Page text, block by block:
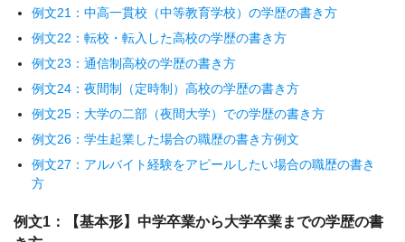
例文21：中高一貫校（中等教育学校）の学歴の書き方
例文22：転校・転入した高校の学歴の書き方
例文23：通信制高校の学歴の書き方
例文24：夜間制（定時制）高校の学歴の書き方
例文25：大学の二部（夜間大学）での学歴の書き方
例文26：学生起業した場合の職歴の書き方例文
例文27：アルバイト経験をアピールしたい場合の職歴の書き
方
例文1：【基本形】中学卒業から大学卒業までの学歴の書